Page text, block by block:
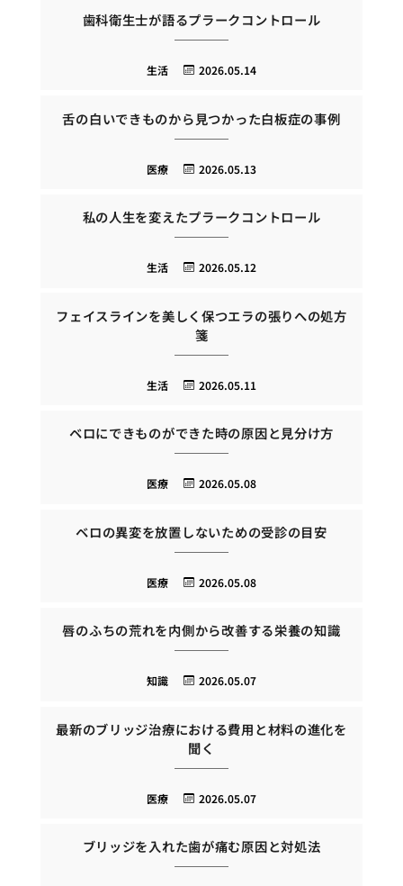
歯科衛生士が語るプラークコントロール
2026.05.14
生活
舌の白いできものから見つかった白板症の事例
2026.05.13
医療
私の人生を変えたプラークコントロール
2026.05.12
生活
フェイスラインを美しく保つエラの張りへの処方
箋
2026.05.11
生活
ベロにできものができた時の原因と見分け方
2026.05.08
医療
ベロの異変を放置しないための受診の目安
2026.05.08
医療
唇のふちの荒れを内側から改善する栄養の知識
2026.05.07
知識
最新のブリッジ治療における費用と材料の進化を
聞く
2026.05.07
医療
ブリッジを入れた歯が痛む原因と対処法